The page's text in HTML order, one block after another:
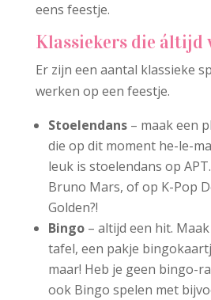
eens feestje.
Klassiekers die áltijd
Er zijn een aantal klassieke
werken op een feestje.
Stoelendans– maak een
die op dit moment he-le-
leuk is stoelendans op
Bruno Mars, of op K-Pop
Golden?!
Bingo– altijd een hit.
tafel, een pakje
maar! Heb je geen bingo-
ook Bingo spelen met